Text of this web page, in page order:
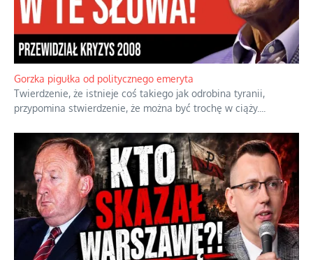
Gorzka pigułka od politycznego emeryta
Twierdzenie, że istnieje coś takiego jak odrobina tyranii,
przypomina stwierdzenie, że można być trochę w ciąży.